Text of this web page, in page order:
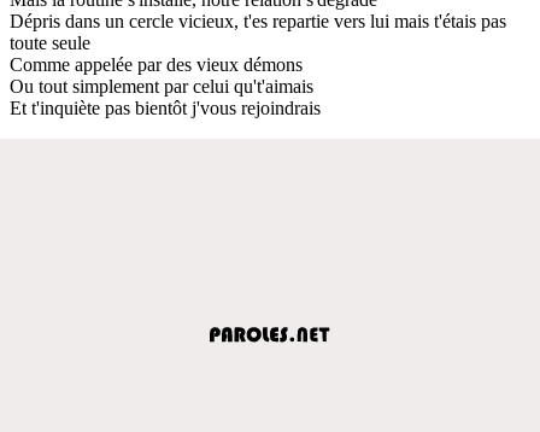
Dépris dans un cercle vicieux, t'es repartie vers lui mais t'étais pas
toute seule
Comme appelée par des vieux démons
Ou tout simplement par celui qu't'aimais
Et t'inquiète pas bientôt j'vous rejoindrais